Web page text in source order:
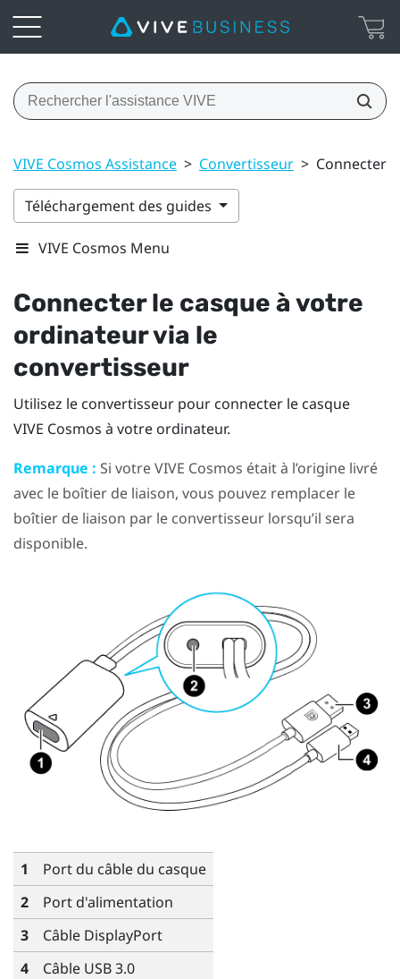
VIVE Cosmos Assistance > Convertisseur > Connecter
Téléchargement des guides
VIVE Cosmos Menu
Connecter le casque à votre
ordinateur via le
convertisseur
Utilisez le convertisseur pour connecter le casque
VIVE Cosmos à votre ordinateur.
Remarque : Si votreVIVE Cosmos était à l’origine livré
avec le boîtier de liaison, vous pouvez remplacer le
boîtier de liaison par le convertisseur lorsqu’il sera
disponible.
1
Port du câble du casque
2
Port d'alimentation
3
Câble DisplayPort
4
Câble USB 3.0